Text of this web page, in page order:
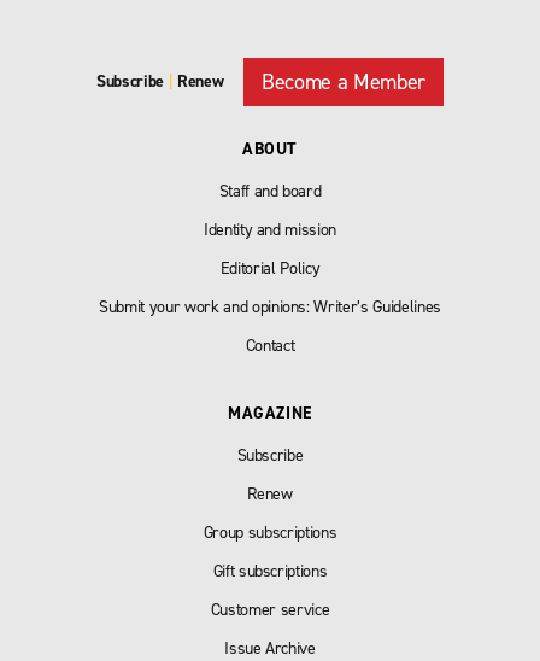
Subscribe Renew Become a Member
ABOUT
Staff and board
Identity and mission
Editorial Policy
Submit your work and opinions: Writer’s Guidelines
Contact
MAGAZINE
Subscribe
Renew
Group subscriptions
Gift subscriptions
Customer service
Issue Archive